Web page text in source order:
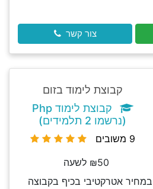
צור קשר
קבוצת לימוד בזום
קבוצת לימוד Php
(נרשמו 2 תלמידים)
9 משובים
₪50 לשעה
אטרקטיבי בכיף בקבוצה